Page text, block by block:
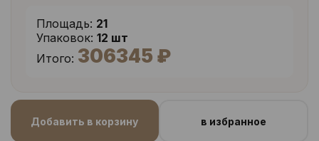
Площадь: 21
Упаковок: 12 шт
Итого: 306345 ₽
Добавить в корзину в избранное